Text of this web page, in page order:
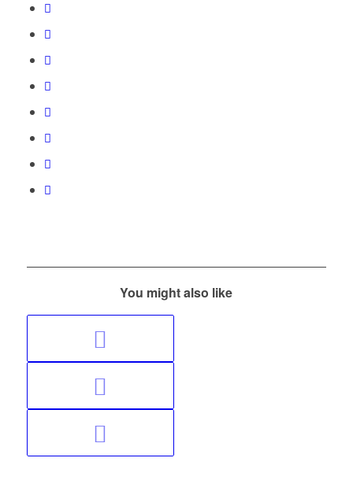
You might also like